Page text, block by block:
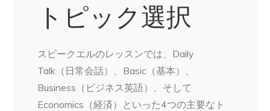
トピック選択
スピークエルのレッスンでは、Daily
Talk（日常会話）、Basic（基本）、
Business（ビジネス英語）、そして
Economics（経済）といった4つの主要なト